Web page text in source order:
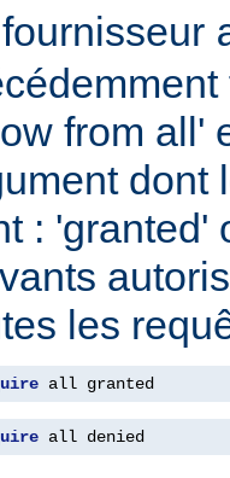
from all'
dont
: 'granted'
les
all granted
all denied